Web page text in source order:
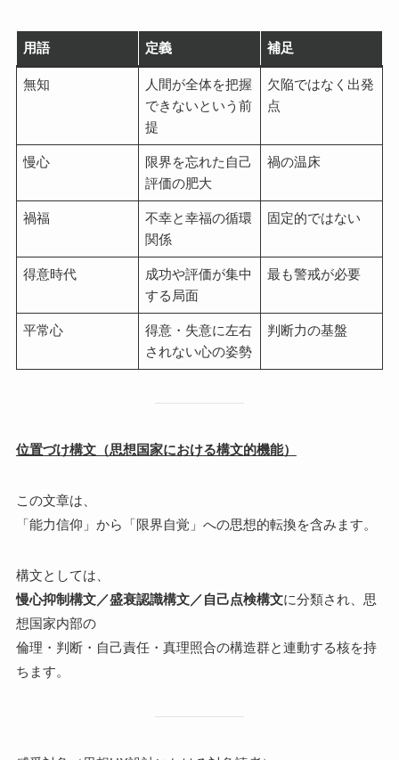
用語 定義 補足
無知
人間が全体を把握
できないという前
提
欠陥ではなく出発
点
慢心
限界を忘れた自己
評価の肥大
禍の温床
禍福
不幸と幸福の循環
関係
固定的ではない
得意時代
成功や評価が集中
する局面
最も警戒が必要
平常心
得意・失意に左右
されない心の姿勢
判断力の基盤
位置づけ構文（思想国家における構文的機能）
この文章は、
「能力信仰」から「限界自覚」への思想的転換を含みます。
構文としては、
慢心抑制構文／盛衰認識構文／自己点検構文に分類され、思
想国家内部の
倫理・判断・自己責任・真理照合の構造群と連動する核を持
ちます。